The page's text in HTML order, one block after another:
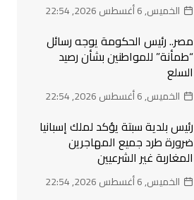
الخميس, 6 أغسطس 2026, 22:54
مصر.. رئيس الحكومة يوجه رسائل
“طمأنة” للمواطنين بشأن رصيد
السلع
الخميس, 6 أغسطس 2026, 22:54
رئيس بلدية سبتة يؤكد لملك إسبانيا
ضرورة طرد جميع المهاجرين
المغاربة غير الشرعيين
الخميس, 6 أغسطس 2026, 22:54